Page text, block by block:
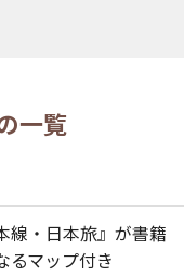
一覧
線・日本旅』が書籍
マップ付き